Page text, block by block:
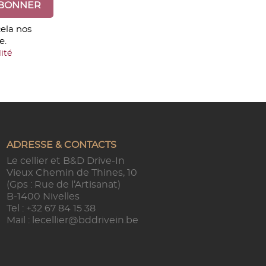
nos
ADRESSE & CONTACTS
Le cellier et B&D Drive-In
Vieux Chemin de Thines, 10
(Gps : Rue de l’Artisanat)
B-1400 Nivelles
Tel : +32 67 84 15 38
Mail : lecellier@bddrivein.be